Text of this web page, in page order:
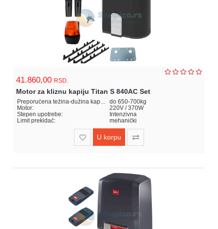
41.860,00 RSD.
Motor za kliznu kapiju Titan S 840AC Set
Preporučena težina-dužina kapije: do 650-700kg
Motor:
220V / 370W
Stepen upotrebe:
Intenzivna
Limit prekidač:
mehanički
U korpu